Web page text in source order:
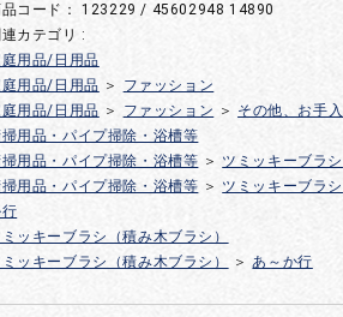
品コード：123229 / 45602948 14890
連カテゴリ :
用品/日用品
用品/日用品 ＞
ファッション
用品/日用品 ＞ ファッション ＞ その他、お手
用品・パイプ掃除・浴槽等
用品・パイプ掃除・浴槽等 ＞ ツミッキーブラシ
用品・パイプ掃除・浴槽等 ＞ ツミッキーブラシ
ッキーブラシ（積み木ブラシ）
ッキーブラシ（積み木ブラシ）
＞ あ～か行